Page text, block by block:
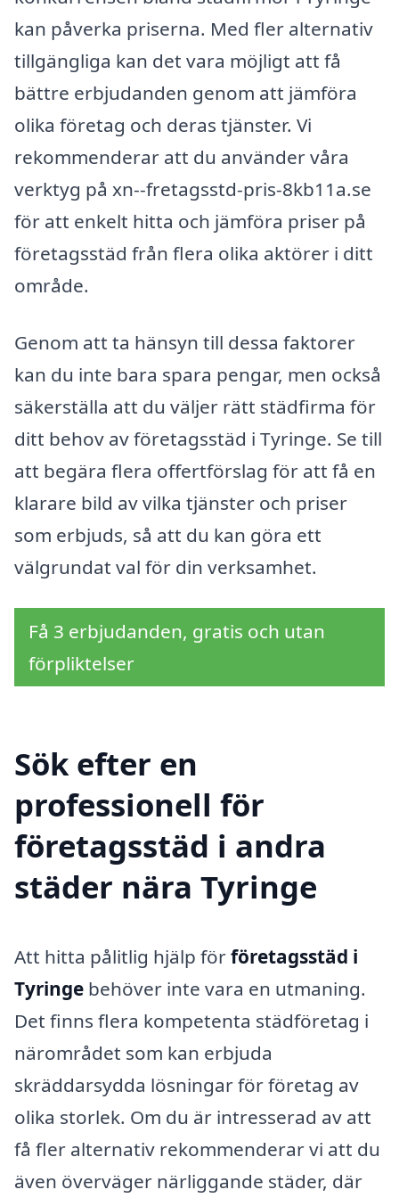
kan påverka priserna. Med fler alternativ
tillgängliga kan det vara möjligt att få
bättre erbjudanden genom att jämföra
olika företag och deras tjänster. Vi
rekommenderar att du använder våra
verktyg på xn--fretagsstd-pris-8kb11a.se
för att enkelt hitta och jämföra priser på
företagsstäd från flera olika aktörer i ditt
område.
Genom att ta hänsyn till dessa faktorer
kan du inte bara spara pengar, men också
säkerställa att du väljer rätt städfirma för
ditt behov av företagsstäd i Tyringe. Se till
att begära flera offertförslag för att få en
klarare bild av vilka tjänster och priser
som erbjuds, så att du kan göra ett
välgrundat val för din verksamhet.
Få 3 erbjudanden, gratis och utan
förpliktelser
Sök efter en
professionell för
företagsstäd i andra
städer nära Tyringe
Att hitta pålitlig hjälp förföretagsstäd i
Tyringe behöver inte vara en utmaning.
Det finns flera kompetenta städföretag i
närområdet som kan erbjuda
skräddarsydda lösningar för företag av
olika storlek. Om du är intresserad av att
få fler alternativ rekommenderar vi att du
även överväger närliggande städer, där